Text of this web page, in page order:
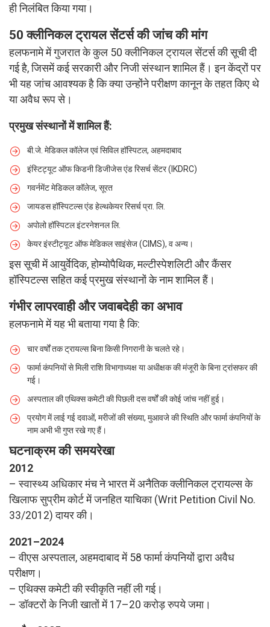
ही निलंबित किया गया।
50 क्लीनिकल ट्रायल सेंटर्स की जांच की मांग
हलफनामे में गुजरात के कुल 50 क्लीनिकल ट्रायल सेंटर्स की सूची दी
गई है, जिसमें कई सरकारी और निजी संस्थान शामिल हैं। इन केंद्रों पर
भी यह जांच आवश्यक है कि क्या उन्होंने परीक्षण कानून के तहत किए थे
या अवैध रूप से।
प्रमुख संस्थानों में शामिल हैं:
बी.जे. मेडिकल कॉलेज एवं सिविल हॉस्पिटल, अहमदाबाद
इंस्टिट्यूट ऑफ किडनी डिजीजेस एंड रिसर्च सेंटर (IKDRC)
गवर्नमेंट मेडिकल कॉलेज, सूरत
जायडस हॉस्पिटल्स एंड हेल्थकेयर रिसर्च प्रा. लि.
अपोलो हॉस्पिटल इंटरनेशनल लि.
केयर इंस्टीट्यूट ऑफ मेडिकल साइंसेज (CIMS), व अन्य।
इस सूची में आयुर्वेदिक, होम्योपैथिक, मल्टीस्पेशलिटी और कैंसर
हॉस्पिटल्स सहित कई प्रमुख संस्थानों के नाम शामिल हैं।
गंभीर लापरवाही और जवाबदेही का अभाव
हलफनामे में यह भी बताया गया है कि:
चार वर्षों तक ट्रायल्स बिना किसी निगरानी के चलते रहे।
फार्मा कंपनियों से मिली राशि विभागाध्यक्ष या अधीक्षक की मंजूरी के बिना ट्रांसफर की
गई।
अस्पताल की एथिक्स कमेटी की पिछली दस वर्षों की कोई जांच नहीं हुई।
प्रयोग में लाई गई दवाओं, मरीजों की संख्या, मुआवजे की स्थिति और फार्मा कंपनियों के
नाम अभी भी गुप्त रखे गए हैं।
घटनाक्रम की समयरेखा
2012
– स्वास्थ्य अधिकार मंच ने भारत में अनैतिक क्लीनिकल ट्रायल्स के
खिलाफ सुप्रीम कोर्ट में जनहित याचिका (Writ Petition Civil No.
33/2012) दायर की।
2021–2024
– वीएस अस्पताल, अहमदाबाद में 58 फार्मा कंपनियों द्वारा अवैध
परीक्षण।
– एथिक्स कमेटी की स्वीकृति नहीं ली गई।
– डॉक्टरों के निजी खातों में 17–20 करोड़ रुपये जमा।